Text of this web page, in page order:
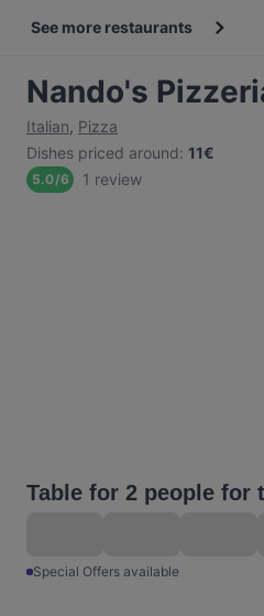
See more restaurants
Nando's
Italian, Pizza
Dishes priced around: 11€
5.0/6 1 review
Table for 2 people for
Special Offers available